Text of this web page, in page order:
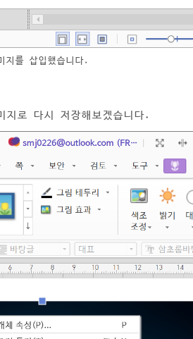
지를 삽입했습니다.
로 다시 저장해보겠습니다.